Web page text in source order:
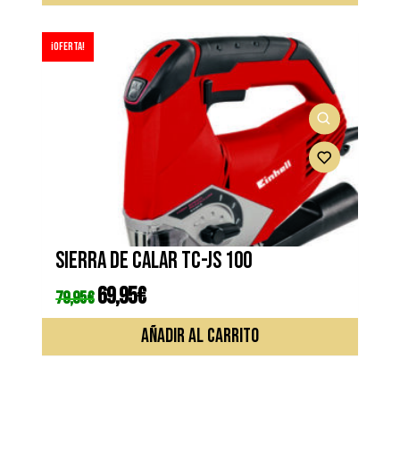
¡Oferta!
Sierra de calar TC-JS 100
79,95€ El
precio
original
69,95€El
precio
actual
es:
69,95€.
AÑADIR AL CARRITO